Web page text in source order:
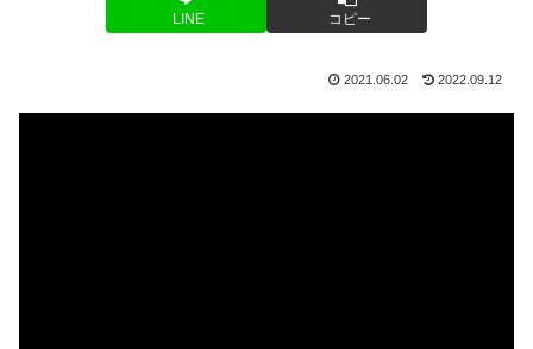
LINE コピー
2021.06.02 2022.09.12